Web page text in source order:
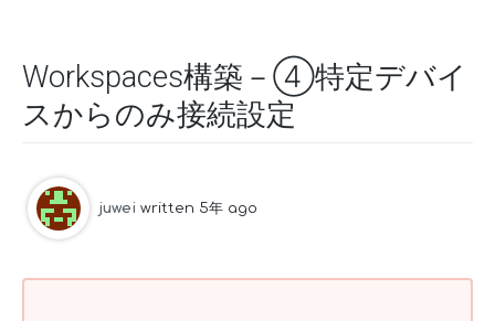
Workspaces構築－④特定デバイ
スからのみ接続設定
juwei written 5年 ago